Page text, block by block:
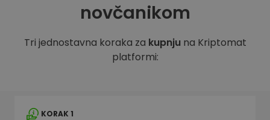
novčanikom
Tri jednostavna koraka za kupnju na Kriptomat
platformi:
KORAK 1